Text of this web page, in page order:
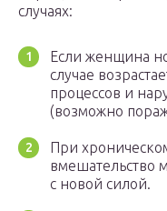
случаях:
Если женщина
случае
процессов и
(возможно
При
вмешательство
с новой силой.